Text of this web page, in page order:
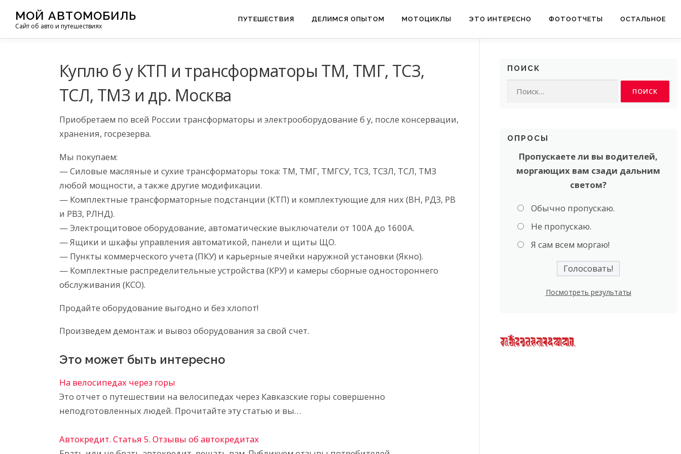
МОЙ АВТОМОБИЛЬ
Сайт об авто и путешествиях
ПУТЕШЕСТВИЯ ДЕЛИМСЯ ОПЫТОМ МОТОЦИКЛЫ ЭТО ИНТЕРЕСНО ФОТООТЧЕТЫ ОСТАЛЬНОЕ
Куплю б у КТП и трансформаторы ТМ, ТМГ, ТСЗ,
ТСЛ, ТМЗ и др. Москва
Приобретаем по всей России трансформаторы и электрооборудование б у, после консервации,
хранения, госрезерва.
Мы покупаем:
— Силовые масляные и сухие трансформаторы тока: ТМ, ТМГ, ТМГСУ, ТСЗ, ТСЗЛ, ТСЛ, ТМЗ
любой мощности, а также другие модификации.
— Комплектные трансформаторные подстанции (КТП) и комплектующие для них (ВН, РДЗ, РВ
и РВЗ, РЛНД).
— Электрощитовое оборудование, автоматические выключатели от 100А до 1600А.
— Ящики и шкафы управления автоматикой, панели и щиты ЩО.
— Пункты коммерческого учета (ПКУ) и карьерные ячейки наружной установки (Якно).
— Комплектные распределительные устройства (КРУ) и камеры сборные одностороннего
обслуживания (КСО).
Продайте оборудование выгодно и без хлопот!
Произведем демонтаж и вывоз оборудования за свой счет.
Это может быть интересно
На велосипедах через горы
Это отчет о путешествии на велосипедах через Кавказские горы совершенно
неподготовленных людей. Прочитайте эту статью и вы…
Автокредит. Статья 5. Отзывы об автокредитах
ПОИСК
ОПРОСЫ
Пропускаете ли вы водителей,
моргающих вам сзади дальним
светом?
Обычно пропускаю.
Не пропускаю.
Я сам всем моргаю!
Посмотреть результаты